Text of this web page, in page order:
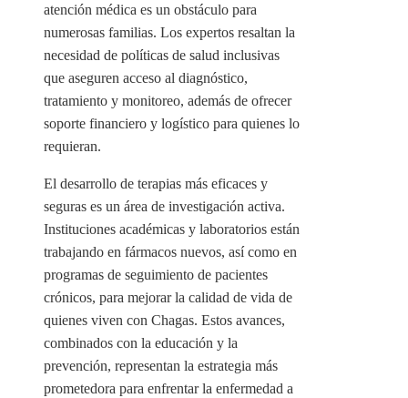
atención médica es un obstáculo para
numerosas familias. Los expertos resaltan la
necesidad de políticas de salud inclusivas
que aseguren acceso al diagnóstico,
tratamiento y monitoreo, además de ofrecer
soporte financiero y logístico para quienes lo
requieran.
El desarrollo de terapias más eficaces y
seguras es un área de investigación activa.
Instituciones académicas y laboratorios están
trabajando en fármacos nuevos, así como en
programas de seguimiento de pacientes
crónicos, para mejorar la calidad de vida de
quienes viven con Chagas. Estos avances,
combinados con la educación y la
prevención, representan la estrategia más
prometedora para enfrentar la enfermedad a